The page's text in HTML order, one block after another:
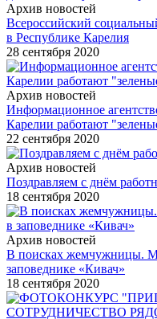
Архив новостей
Всероссийский
в Республике Карелия
28 сентября 2020
Архив новостей
Информационное
Карелии работают
22 сентября 2020
Архив новостей
Поздравляем с днём
18 сентября 2020
Архив новостей
В поисках жемчужницы.
заповеднике «Кивач»
18 сентября 2020